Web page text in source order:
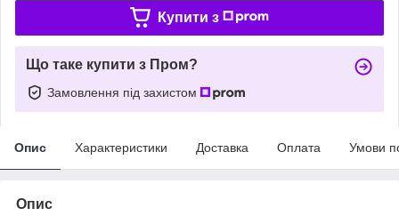
Купити з
Що таке купити з Пром?
Замовлення під захистом
Опис Характеристики Доставка Оплата Умови
Опис